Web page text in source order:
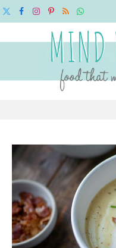
X
FacebookInstagram
Pinterest
RSSWhatsApp